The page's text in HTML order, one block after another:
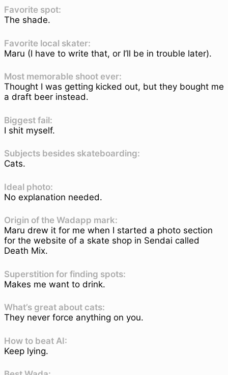
Favorite spot:
The shade.
Favorite local skater:
Maru (I have to write that, or I’ll be in trouble later).
Most memorable shoot ever:
Thought I was getting kicked out, but they bought me
a draft beer instead.
Biggest fail:
I shit myself.
Subjects besides skateboarding:
Cats.
Ideal photo:
No explanation needed.
Origin of the Wadapp mark:
Maru drew it for me when I started a photo section
for the website of a skate shop in Sendai called
Death Mix.
Superstition for finding spots:
Makes me want to drink.
What’s great about cats:
They never force anything on you.
How to beat AI:
Keep lying.